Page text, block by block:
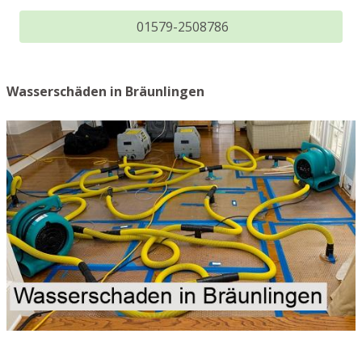
01579-2508786
Wasserschäden in Bräunlingen